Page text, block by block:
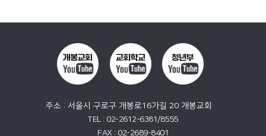
주소 : 서울시 구로구 개봉로16가길 20 개봉교회
TEL : 02-2612-6381/8555
FAX : 02-2689-8401